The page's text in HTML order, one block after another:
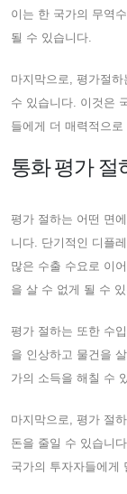
이는 한 국가의 무역
될 수 있습니다.
마지막으로, 평가절
수 있습니다. 이것은
들에게 더 매력적으
통화 평가 절
평가 절하는 어떤 면
니다. 단기적인 디플
많은 수출 수요로 이
을 살 수 없게 될 수 있
평가 절하는 또한 수
을 인상하고 물건을
가의 소득을 해칠 수
마지막으로, 평가 절
돈을 줄일 수 있습니
국가의 투자자들에게